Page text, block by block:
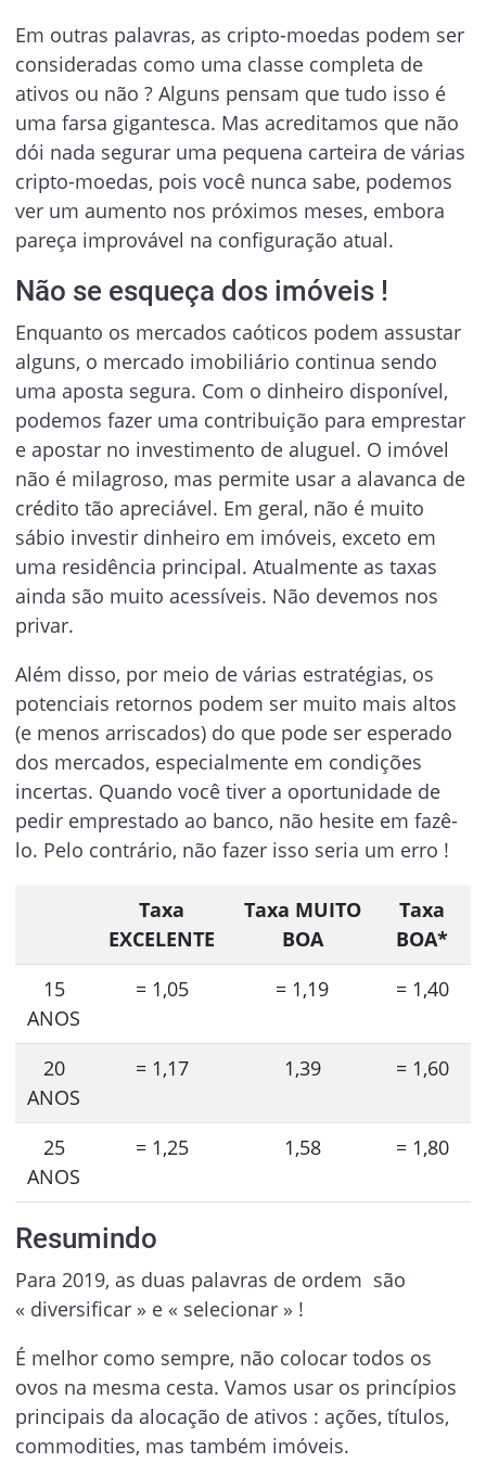
Em outras palavras, as cripto-moedas podem ser
consideradas como uma classe completa de
ativos ou não ? Alguns pensam que tudo isso é
uma farsa gigantesca. Mas acreditamos que não
dói nada segurar uma pequena carteira de várias
cripto-moedas, pois você nunca sabe, podemos
ver um aumento nos próximos meses, embora
pareça improvável na configuração atual.
Não se esqueça dos imóveis !
Enquanto os mercados caóticos podem assustar
alguns, o mercado imobiliário continua sendo
uma aposta segura. Com o dinheiro disponível,
podemos fazer uma contribuição para emprestar
e apostar no investimento de aluguel. O imóvel
não é milagroso, mas permite usar a alavanca de
crédito tão apreciável. Em geral, não é muito
sábio investir dinheiro em imóveis, exceto em
uma residência principal. Atualmente as taxas
ainda são muito acessíveis. Não devemos nos
privar.
Além disso, por meio de várias estratégias, os
potenciais retornos podem ser muito mais altos
(e menos arriscados) do que pode ser esperado
dos mercados, especialmente em condições
incertas. Quando você tiver a oportunidade de
pedir emprestado ao banco, não hesite em fazê-
lo. Pelo contrário, não fazer isso seria um erro !
Taxa
EXCELENTE
Taxa MUITO
BOA
Taxa
BOA*
15
ANOS
= 1,05 = 1,19 = 1,40
20
ANOS
= 1,17 1,39 = 1,60
25
ANOS
= 1,25 1,58 = 1,80
Resumindo
Para 2019, as duas palavras de ordem são
« diversificar » e « selecionar » !
É melhor como sempre, não colocar todos os
ovos na mesma cesta. Vamos usar os princípios
principais da alocação de ativos : ações, títulos,
commodities, mas também imóveis.